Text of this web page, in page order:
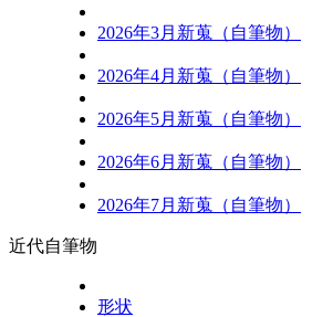
2026年3月新蒐（自筆物）
2026年4月新蒐（自筆物）
2026年5月新蒐（自筆物）
2026年6月新蒐（自筆物）
2026年7月新蒐（自筆物）
近代自筆物
形状